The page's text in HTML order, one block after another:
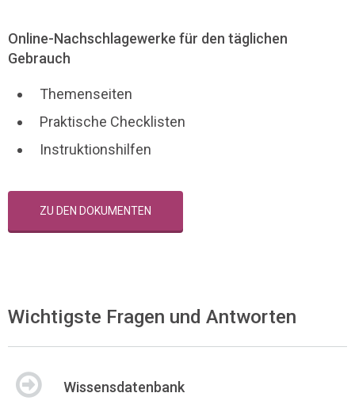
Online-Nachschlagewerke für den täglichen
Gebrauch
Themenseiten
Praktische Checklisten
Instruktionshilfen
ZU DEN DOKUMENTEN
Wichtigste Fragen und Antworten
Wissensdatenbank